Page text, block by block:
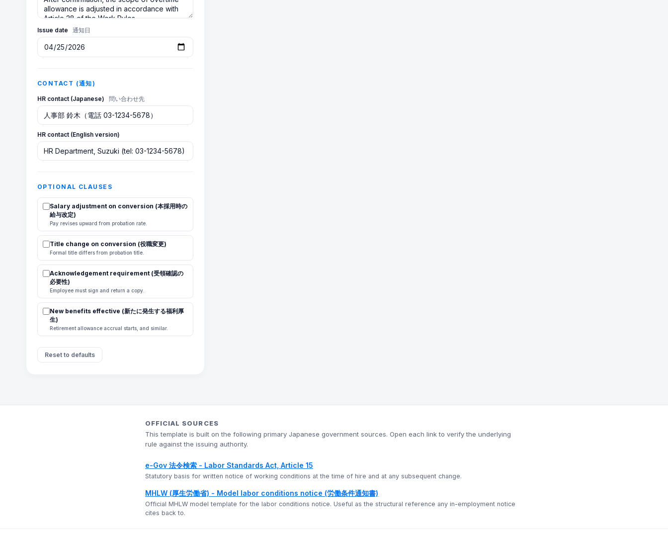
Issue date 通知日
CONTACT (通知)
HR contact (Japanese) 問い合わせ先
HR contact (English version)
OPTIONAL CLAUSES
Salary adjustment on conversion (本採用時の
給与改定)
Pay revises upward from probation rate.
Title change on conversion (役職変更)
Formal title differs from probation title.
Acknowledgement requirement (受領確認の
必要性)
Employee must sign and return a copy.
New benefits effective (新たに発生する福利厚
生)
Retirement allowance accrual starts, and similar.
Reset to defaults
OFFICIAL SOURCES
This template is built on the following primary Japanese government sources. Open each link to verify the underlying
rule against the issuing authority.
e-Gov 法令検索 - Labor Standards Act, Article 15
Statutory basis for written notice of working conditions at the time of hire and at any subsequent change.
MHLW (厚生労働省) - Model labor conditions notice (労働条件通知書)
Official MHLW model template for the labor conditions notice. Useful as the structural reference any in-employment notice
cites back to.